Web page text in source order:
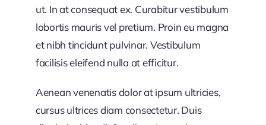
ut. In at consequat ex. Curabitur vestibulum
lobortis mauris vel pretium. Proin eu magna
et nibh tincidunt pulvinar. Vestibulum
facilisis eleifend nulla at efficitur.
Aenean venenatis dolor at ipsum ultricies,
cursus ultrices diam consectetur. Duis